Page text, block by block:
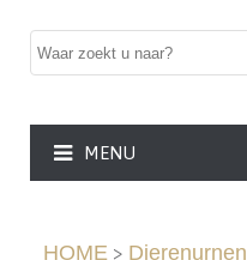
MENU
HOME Dierenurnen